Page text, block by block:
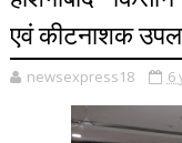
एवं कीटनाशक
newsexpress18 6